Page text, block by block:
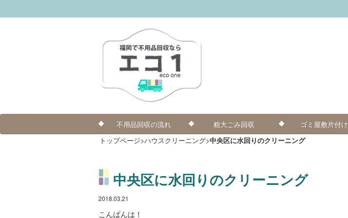
不用品回収の流れ 粗大ごみ回収 ゴミ屋敷片付け
トップページ>ハウスクリーニング>中央区に水回りのクリーニング
中央区に水回りのクリーニング
2018.03.21
こんばんは！